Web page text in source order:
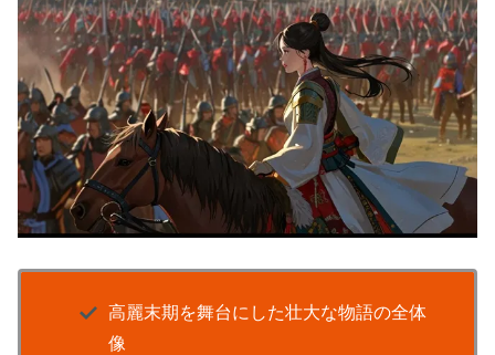
高麗末期を舞台にした壮大な物語の全体
像